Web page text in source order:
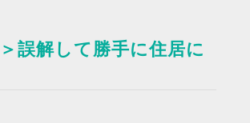
誤解して勝手に住居に